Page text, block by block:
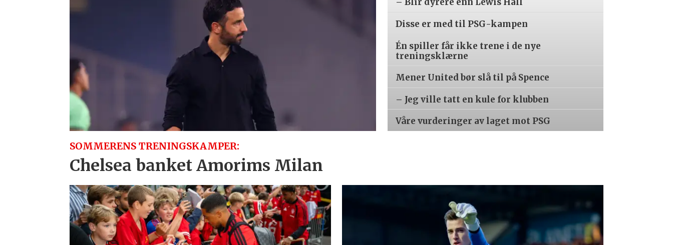
SOMMERENS TRENINGSKAMPER:
Chelsea banket Amorims Milan
Disse er med til PSG-kampen
Én spiller får ikke trene i de nye
treningsklærne
Mener United bør slå til på Spence
– Jeg ville tatt en kule for klubben
Våre vurderinger av laget mot PSG